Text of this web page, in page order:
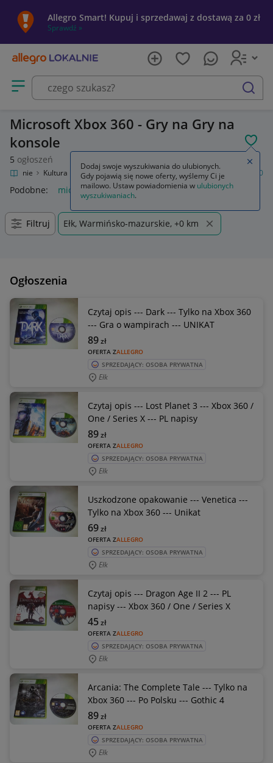
Allegro Smart! Kupuj i sprzedawaj z dostawą za 0 zł
Sprawdź »
Otwórz menu z kategoriami
szukaj
Microsoft Xbox 360 - Gry na Gry na
konsole
5 ogłoszeń
Lokalnie Kultura i rozrywka Gry Gry na konsole Microsoft Xbox 360
Podobne: microsoft xbox 360
Filtruj Ełk, Warmińsko-mazurskie, +0 km
Ogłoszenia
Czytaj opis --- Dark --- Tylko na Xbox 360
--- Gra o wampirach --- UNIKAT
OFERTA ZALLEGRO
89zł
SPRZEDAJĄCY: OSOBA PRYWATNA
Ełk
Czytaj opis --- Lost Planet 3 --- Xbox 360 /
One / Series X --- PL napisy
OFERTA ZALLEGRO
89zł
SPRZEDAJĄCY: OSOBA PRYWATNA
Ełk
Uszkodzone opakowanie --- Venetica ---
Tylko na Xbox 360 --- Unikat
OFERTA ZALLEGRO
69zł
SPRZEDAJĄCY: OSOBA PRYWATNA
Ełk
Czytaj opis --- Dragon Age II 2 --- PL
napisy --- Xbox 360 / One / Series X
OFERTA ZALLEGRO
45zł
SPRZEDAJĄCY: OSOBA PRYWATNA
Ełk
Arcania: The Complete Tale --- Tylko na
Xbox 360 --- Po Polsku --- Gothic 4
OFERTA ZALLEGRO
89zł
SPRZEDAJĄCY: OSOBA PRYWATNA
Ełk
Dodaj swoje wyszukiwania do ulubionych.
Gdy pojawią się nowe oferty, wyślemy Ci je
mailowo. Ustaw powiadomienia w ulubionych
wyszukiwaniach.